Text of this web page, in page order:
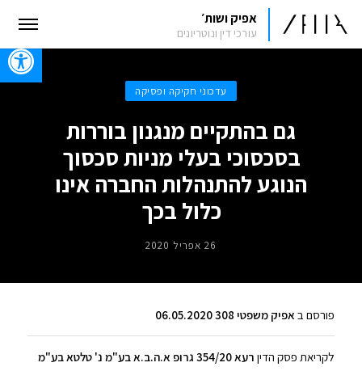
אפיק ושות׳
עורכי דין ונוטריונים
עדכוני חקיקה ופסיקה
גם בהתקיים מנגנון בוררות
בסכסוכי בעלי מניות סכסוך
הנוגע להתנהלות החברה אינו
כלול בכך
26 אפריל 2020
פורסם ב אפיק משפטי 308 06.05.2020
לקריאת פסק הדין רעא 354/20 גרופ א.ה.ב.א בע"מ נ' טלטא בע"מ